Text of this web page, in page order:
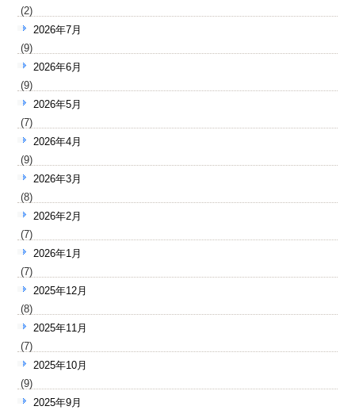
(2)
2026年7月
(9)
2026年6月
(9)
2026年5月
(7)
2026年4月
(9)
2026年3月
(8)
2026年2月
(7)
2026年1月
(7)
2025年12月
(8)
2025年11月
(7)
2025年10月
(9)
2025年9月